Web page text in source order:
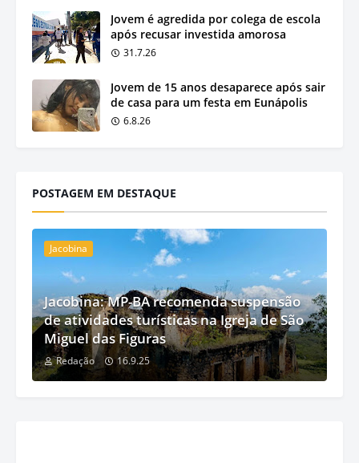
Jovem é agredida por colega de escola
após recusar investida amorosa
31.7.26
Jovem de 15 anos desaparece após sair
de casa para um festa em Eunápolis
6.8.26
POSTAGEM EM DESTAQUE
Jacobina
Jacobina: MP-BA recomenda suspensão
de atividades turísticas na Igreja de São
Miguel das Figuras
Redação 16.9.25